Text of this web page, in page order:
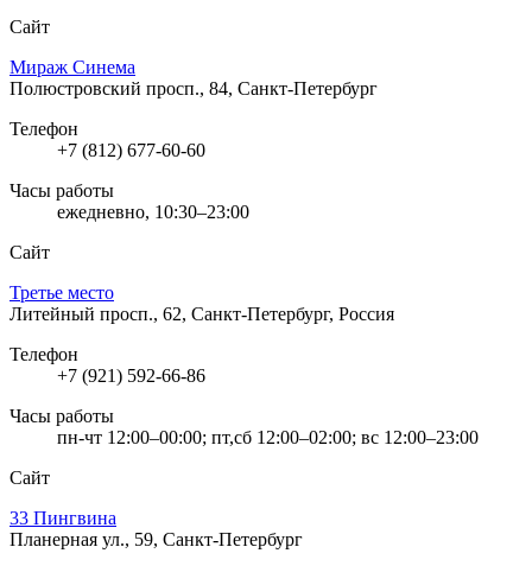
Сайт
Мираж Синема
Полюстровский просп., 84, Санкт-Петербург
Телефон
+7 (812) 677-60-60
Часы работы
ежедневно, 10:30–23:00
Сайт
Третье место
Литейный просп., 62, Санкт-Петербург, Россия
Телефон
+7 (921) 592-66-86
Часы работы
пн-чт 12:00–00:00; пт,сб 12:00–02:00; вс 12:00–23:00
Сайт
33 Пингвина
Планерная ул., 59, Санкт-Петербург